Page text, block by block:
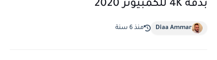
بدقة 4K للكمبيوتر 2020
Diaa Ammar منذ 6 سنة